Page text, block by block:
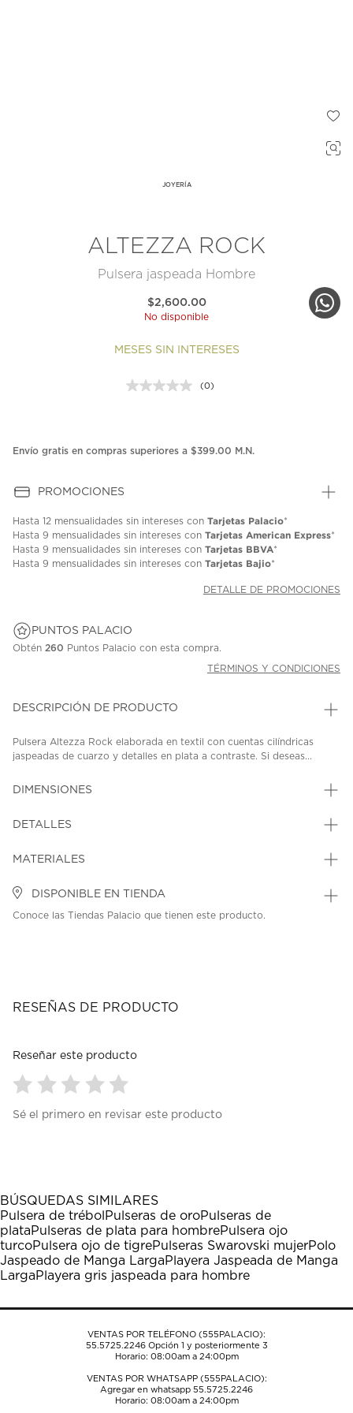
JOYERÍA
ALTEZZA ROCK
Pulsera jaspeada Hombre
$2,600.00
No disponible
MESES SIN INTERESES
Sin
misma
(0)
Envío gratis en compras superiores a $399.00 M.N.
PROMOCIONES
Hasta 12 mensualidades sin intereses con Tarjetas Palacio*
Hasta 9 mensualidades sin intereses con Tarjetas American Express*
Hasta 9 mensualidades sin intereses con Tarjetas BBVA*
Hasta 9 mensualidades sin intereses con Tarjetas Bajio*
DETALLE DE PROMOCIONES
PUNTOS PALACIO
Obtén 260 Puntos Palacio con esta compra.
TÉRMINOS Y CONDICIONES
DESCRIPCIÓN DE PRODUCTO
Pulsera Altezza Rock elaborada en textil con cuentas cilíndricas
jaspeadas de cuarzo y detalles en plata a contraste. Si deseas...
DIMENSIONES
DETALLES
MATERIALES
DISPONIBLE EN TIENDA
Conoce las Tiendas Palacio que tienen este producto.
RESEÑAS DE PRODUCTO
Reseñar este producto
para
1
estrella
Esta
acción
abrirá
el
formulario
envío.
para
estrellas.
Esta
acción
abrirá
el
formulario
envío.
para
estrellas.
Esta
acción
abrirá
el
formulario
envío.
para
estrellas.
Esta
acción
abrirá
el
formulario
envío.
para
estrellas.
Esta
acción
abrirá
el
formulario
envío.
Sé el primero en revisar este producto
BÚSQUEDAS SIMILARES
Pulsera de trébol Pulseras de oroPulseras de
plataPulseras de plata para hombrePulsera ojo
turcoPulsera ojo de tigrePulseras Swarovski mujerPolo
Jaspeado de Manga LargaPlayera Jaspeada de Manga
LargaPlayera gris jaspeada para hombre
VENTAS POR TELÉFONO (555PALACIO):
55.5725.2246Opción 1 y posteriormente 3
Horario: 08:00am a 24:00pm
VENTAS POR WHATSAPP (555PALACIO):
Agregar en whatsapp 55.5725.2246
Horario: 08:00am a 24:00pm